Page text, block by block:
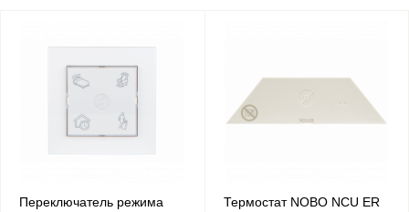
Переключатель режима
Термостат NOBO NCU ЕR